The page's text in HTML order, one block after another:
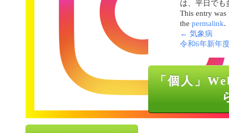
は、平日でも
This entry
the permalink.
← 気象病
令和6年新年
「個人」